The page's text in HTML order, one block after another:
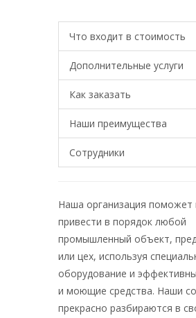
Что входит в стоимость
Дополнительные услуги
Как заказать
Наши преимущества
Сотрудники
Наша организация поможет
привести в порядок любой
промышленный объект,
или цех, используя
оборудование и
и моющие средства. Наши
прекрасно разбираются в